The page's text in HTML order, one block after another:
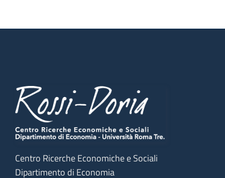
Centro Ricerche Economiche e Sociali
Dipartimento di Economia